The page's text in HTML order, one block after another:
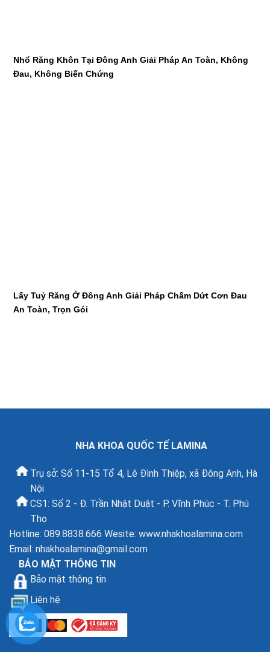
Nhổ Răng Khôn Tại Đông Anh Giải Pháp An Toàn, Không
Đau, Không Biến Chứng
Lấy Tuỷ Răng Ở Đông Anh Giải Pháp Chấm Dứt Cơn Đau
An Toàn, Trọn Gói
NHA KHOA QUỐC TẾ LAMINA
Trụ sở: Số 11-15 Tổ 4, Lê Đình Thiệp, xã Đông Anh, Hà
Nội
CS1: Số 2 - Đ. Trần Nhật Duật - P. Vĩnh Phúc - T. Phú
Thọ
Hotline: 089.8838.666 Wesite: www.nhakhoalamina.com
Email: nhakhoalamina@gmail.com
BẢO MẬT THÔNG TIN
Bảo mật thông tin
Liên hệ